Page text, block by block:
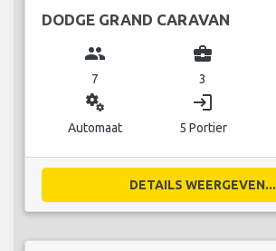
DODGE GRAND CARAVAN
group
7
business_center
3
miscellaneous_services
Automaat
login
5 Portier
DETAILS WEERGEVEN...